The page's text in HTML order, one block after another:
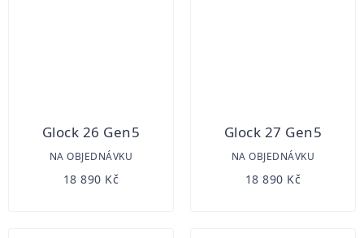
Glock 26 Gen5
NA OBJEDNÁVKU
18 890 Kč
Glock 27 Gen5
NA OBJEDNÁVKU
18 890 Kč